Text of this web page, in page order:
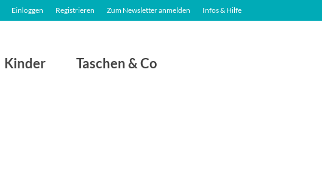
Einloggen Registrieren Zum Newsletter anmelden Infos & Hilfe
Kinder Taschen & Co